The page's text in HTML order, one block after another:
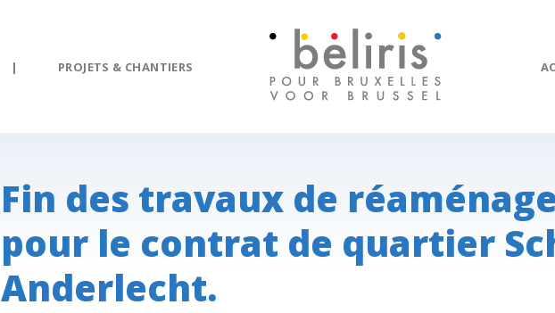
| PROJETS & CHANTIERS
Fin des travaux de
pour le contrat de quartier
Anderlecht.